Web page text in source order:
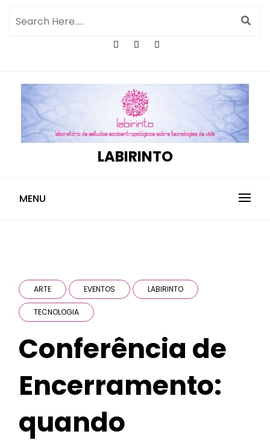
LABIRINTO
MENU
ARTE EVENTOS LABIRINTO
TECNOLOGIA
Conferência de
Encerramento:
quando